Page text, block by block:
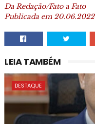
Da Redação/Fato a Fato
Publicada em 20.06.2022
LEIA TAMBÉM
DESTAQUE